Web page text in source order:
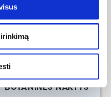
BOTANINĖS NAKTYS